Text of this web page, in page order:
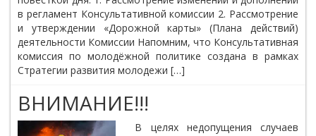
в регламент Консультативной комиссии 2. Рассмотрение
и утверждении «Дорожной карты» (Плана действий)
деятельности Комиссии Напомним, что Консультативная
комиссия по молодёжной политике создана в рамках
Стратегии развития молодежи […]
ВНИМАНИЕ!!!
В целях недопущения случаев